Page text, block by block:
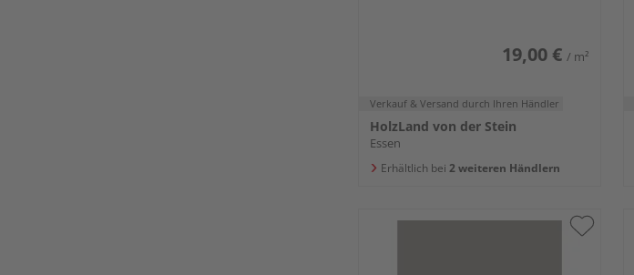
19,00 € / m²
Verkauf & Versand durch Ihren Händler
HolzLand von der Stein
Essen
Erhältlich bei 2 weiteren Händlern